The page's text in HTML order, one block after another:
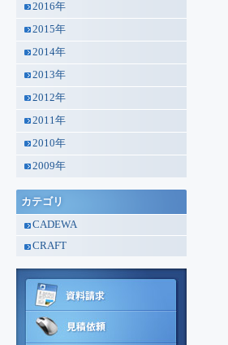
2016年
2015年
2014年
2013年
2012年
2011年
2010年
2009年
カテゴリ
CADEWA
CRAFT